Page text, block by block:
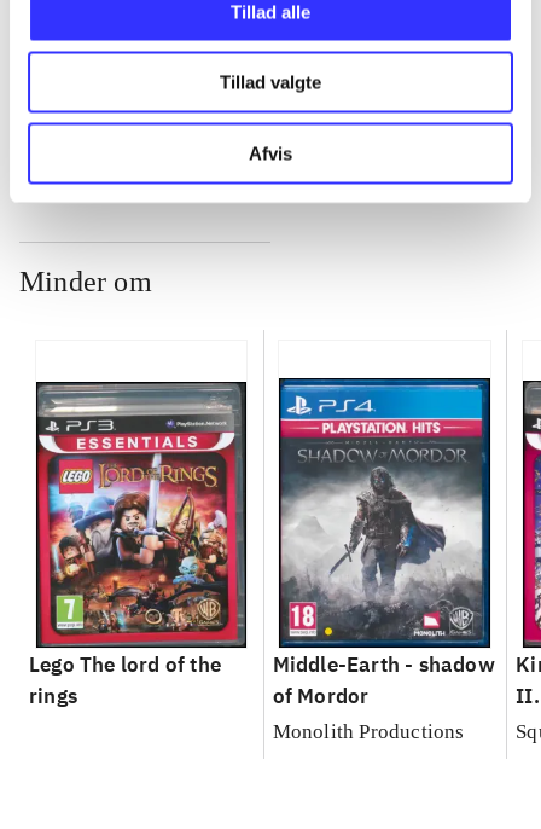
Tillad alle
Tillad valgte
Afvis
Minder om
Lego The lord of the
rings
Middle-Earth - shadow
of Mordor
Monolith Productions